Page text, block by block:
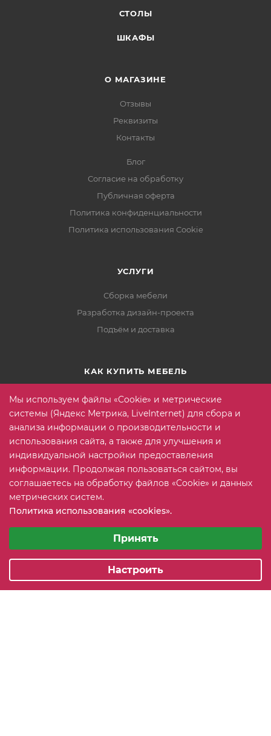
СТОЛЫ
ШКАФЫ
О МАГАЗИНЕ
Отзывы
Реквизиты
Контакты
Блог
Согласие на обработку
Публичная оферта
Политика конфиденциальности
Политика использования Cookie
УСЛУГИ
Сборка мебели
Разработка дизайн-проекта
Подъём и доставка
КАК КУПИТЬ МЕБЕЛЬ
Условия оплаты
Условия доставки
Гарантия на товар
Вопрос-ответ
+7 (815) 2 606-608 ЗАКАЗАТЬ ЗВОНОК
info@mebeler51.ru
г. Мурманск, ул. Свердлова 11Б
Мы используем файлы «Cookie» и метрические
системы (Яндекс Метрика, LiveInternet) для сбора и
анализа информации о производительности и
использования сайта, а также для улучшения и
индивидуальной настройки предоставления
информации. Продолжая пользоваться сайтом, вы
соглашаетесь на обработку файлов «Cookie» и данных
метрических систем.
Политика использования «cookies».
Аналитические/Функциональные
Принять
Настроить